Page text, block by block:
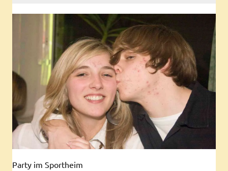
Party im Sportheim